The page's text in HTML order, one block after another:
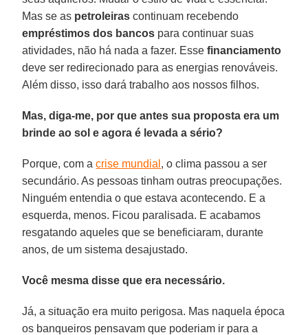
Mas se as petroleiras continuam recebendo
empréstimos dos bancos para continuar suas
atividades, não há nada a fazer. Essefinanciamento
deve ser redirecionado para as energias renováveis.
Além disso, isso dará trabalho aos nossos filhos.
Mas, diga-me, por que antes sua proposta era um
brinde ao sol e agora é levada a sério?
Porque, com acrise mundial , o clima passou a ser
secundário. As pessoas tinham outras preocupações.
Ninguém entendia o que estava acontecendo. E a
esquerda, menos. Ficou paralisada. E acabamos
resgatando aqueles que se beneficiaram, durante
anos, de um sistema desajustado.
Você mesma disse que era necessário.
Já, a situação era muito perigosa. Mas naquela época
os banqueiros pensavam que poderiam ir para a